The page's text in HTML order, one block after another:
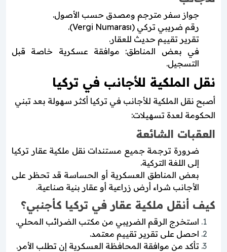
جواز سفر مترجم ومصدق حسب الأصول.
رقم ضريبي تركي (Vergi Numarası).
تقرير تقييم حديث للعقار.
في بعض المناطق: موافقة عسكرية خاصة قبل
التسجيل.
نقل الملكية للأجانب في تركيا
أصبح نقل الملكية للأجانب في تركيا أكثر سهولة بعد تبني
الحكومة لعدة تسهيلات:
العقبات الشائعة
ضرورة ترجمة جميع مستندات نقل ملكية عقار تركيا
إلى اللغة التركية.
بعض المناطق العسكرية أو الحساسة قد تحظر على
الأجانب شراء أرض زراعية أو عقار بنية صناعية.
كيف أنقل ملكية عقار في تركيا كأجنبي؟
استخرج الرقم الضريبي من مكتب الضرائب المحلي.
احصل على تقرير تقييم معتمد.
تأكد من موافقة المحافظة العسكرية إن تطلب الأمر.